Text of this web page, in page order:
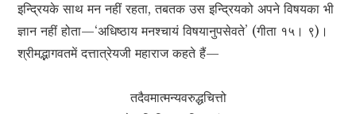
इन्द्रियके साथ मन नहीं रहता, तबतक उस इन्द्रियको अपने विषयका भी
ज्ञान नहीं होता—‘अधिष्ठाय मनश्चायं विषयानुपसेवते’ (गीता १५। ९)।
श्रीमद्भागवतमें दत्तात्रेयजी महाराज कहते हैं—
तदैवमात्मन्यवरुद्धचित्तो